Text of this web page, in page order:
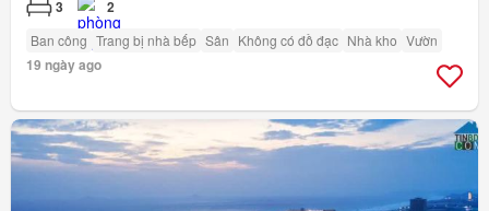
3 2
Ban công Trang bị nhà bếp Sân Không có đồ đạc Nhà kho Vườn
19 ngày ago